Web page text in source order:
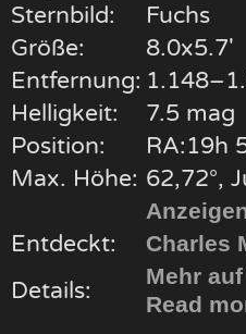
Sternbild:
Fuchs
Größe:
8.0x5.7'
Entfernung:
Helligkeit:
7.5 mag
Position:
RA:19h
Max. Höhe: 62,72°,
Entdeckt: Charles
Details:
Mehr
Read